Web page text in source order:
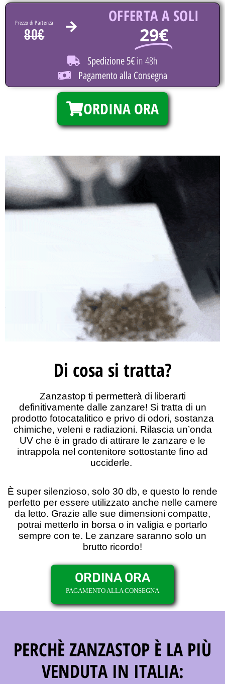
Prezzo di Partenza
80€
OFFERTA A SOLI
29€
Spedizione 5€ in 48h
Pagamento alla Consegna
ORDINA ORA
Di cosa si tratta?
Zanzastop ti permetterà di liberarti
definitivamente dalle zanzare! Si tratta di un
prodotto fotocatalitico e privo di odori, sostanza
chimiche, veleni e radiazioni. Rilascia un’onda
UV che è in grado di attirare le zanzare e le
intrappola nel contenitore sottostante fino ad
ucciderle.
È super silenzioso, solo 30 db, e questo lo rende
perfetto per essere utilizzato anche nelle camere
da letto. Grazie alle sue dimensioni compatte,
potrai metterlo in borsa o in valigia e portarlo
sempre con te. Le zanzare saranno solo un
brutto ricordo!
ORDINA ORA
PAGAMENTO ALLA CONSEGNA
PERCHÈ ZANZASTOP È LA PIÙ
VENDUTA IN ITALIA: